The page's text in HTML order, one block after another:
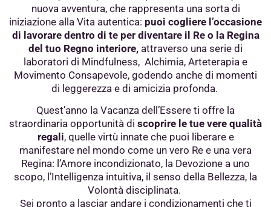
nuova avventura, che rappresenta una sorta di
iniziazione alla Vita autentica: puoi cogliere l’occasione
di lavorare dentro di te per diventare il Re o la Regina
del tuo Regno interiore, attraverso una serie di
laboratori di Mindfulness, Alchimia, Arteterapia e
Movimento Consapevole, godendo anche di momenti
di leggerezza e di amicizia profonda.
Quest’anno la Vacanza dell’Essere ti offre la
straordinaria opportunità di scoprire le tue vere qualità
regali, quelle virtù innate che puoi liberare e
manifestare nel mondo come un vero Re e una vera
Regina: l’Amore incondizionato, la Devozione a uno
scopo, l’Intelligenza intuitiva, il senso della Bellezza, la
Volontà disciplinata.
Sei pronto a lasciar andare i condizionamenti che ti